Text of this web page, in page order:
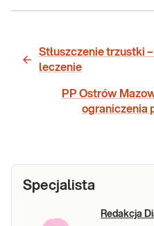
Stłuszczenie trzustki
leczenie
PP Ostrów
ograniczenia
Specjalista
Redakcja